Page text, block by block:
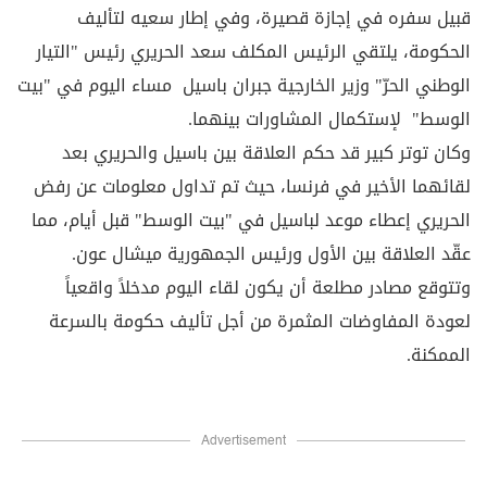
قبيل سفره في إجازة قصيرة، وفي إطار سعيه لتأليف
الحكومة، يلتقي الرئيس المكلف سعد الحريري رئيس "التيار
الوطني الحرّ" وزير الخارجية جبران باسيل مساء اليوم في "بيت
الوسط" لإستكمال المشاورات بينهما.
وكان توتر كبير قد حكم العلاقة بين باسيل والحريري بعد
لقائهما الأخير في فرنسا، حيث تم تداول معلومات عن رفض
الحريري إعطاء موعد لباسيل في "بيت الوسط" قبل أيام، مما
عقّد العلاقة بين الأول ورئيس الجمهورية ميشال عون.
وتتوقع مصادر مطلعة أن يكون لقاء اليوم مدخلاً واقعياً
لعودة المفاوضات المثمرة من أجل تأليف حكومة بالسرعة
الممكنة.
Advertisement